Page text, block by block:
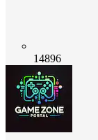
14896